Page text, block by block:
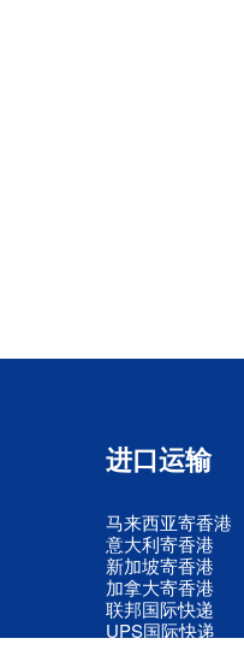
进口运输
马来西亚寄香港
意大利寄香港
新加坡寄香港
加拿大寄香港
联邦国际快递
UPS国际快递